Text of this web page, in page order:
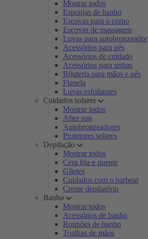
Mostrar todos
Esponjas de banho
Escovas para o corpo
Escovas de massagem
Luvas para autobronzeador
Acessórios para pés
Acessórios de cuidado
Acessórios para unhas
Bijuteria para mãos e pés
Flanela
Luvas esfoliantes
Cuidados solares
Mostrar todos
After sun
Autobronzeadores
Protetores solares
Depilação
Mostrar todos
Cera fria e quente
Giletes
Cuidados com o barbear
Creme depilatório
Banho
Mostrar todos
Acessórios de banho
Roupões de banho
Toalhas de mãos